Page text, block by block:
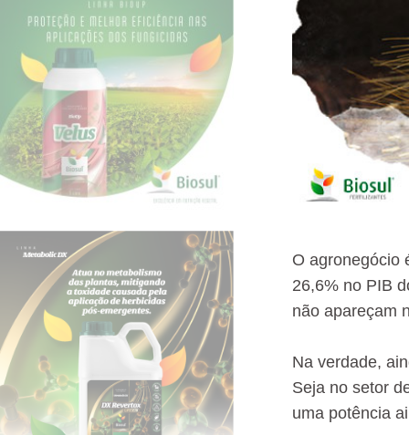
O agronegócio
26,6% no PIB
não apareçam
Na verdade,
Seja no setor
uma potência